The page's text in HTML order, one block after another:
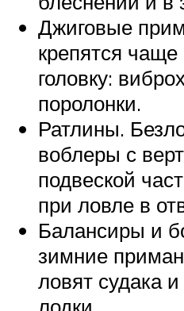
Джиговые
крепятся чаще
головку:
поролонки.
Ратлины.
воблеры с
подвеской
при ловле в
Балансиры и
зимние
ловят судака